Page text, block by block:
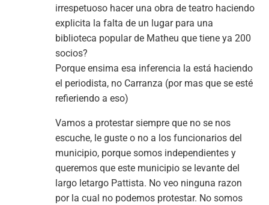
irrespetuoso hacer una obra de teatro haciendo
explicita la falta de un lugar para una
biblioteca popular de Matheu que tiene ya 200
socios?
Porque ensima esa inferencia la está haciendo
el periodista, no Carranza (por mas que se esté
refieriendo a eso)
Vamos a protestar siempre que no se nos
escuche, le guste o no a los funcionarios del
municipio, porque somos independientes y
queremos que este municipio se levante del
largo letargo Pattista. No veo ninguna razon
por la cual no podemos protestar. No somos